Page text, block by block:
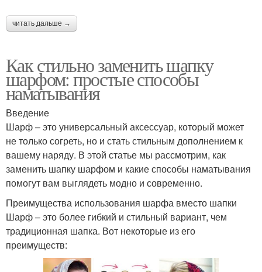
читать дальше →
Как стильно заменить шапку
шарфом: простые способы
наматывания
Введение
Шарф – это универсальный аксессуар, который может
не только согреть, но и стать стильным дополнением к
вашему наряду. В этой статье мы рассмотрим, как
заменить шапку шарфом и какие способы наматывания
помогут вам выглядеть модно и современно.
Преимущества использования шарфа вместо шапки
Шарф – это более гибкий и стильный вариант, чем
традиционная шапка. Вот некоторые из его
преимуществ: